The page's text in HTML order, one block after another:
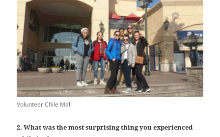
Volunteer Chile Mall
2. What was the most surprising thing you experienced